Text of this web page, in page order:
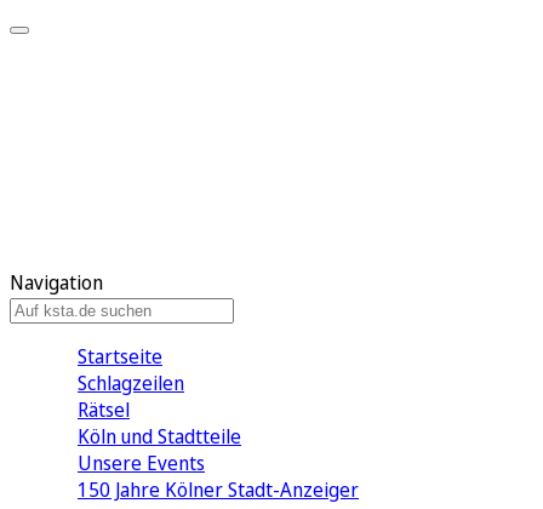
Navigation
Startseite
Schlagzeilen
Rätsel
Köln und Stadtteile
Unsere Events
150 Jahre Kölner Stadt-Anzeiger